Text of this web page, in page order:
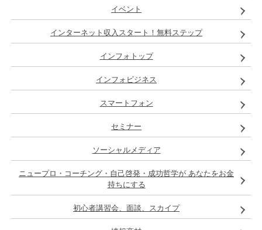
イベント
インターネット収入スタート！無料ステップ
インフォトップ
インフォビジネス
スマートフォン
セミナー
ソーシャルメディア
ニュープロ・コーチング・自己啓発・成功哲学が あなたをお金
持ちにする
初心者講習会、面談、スカイプ